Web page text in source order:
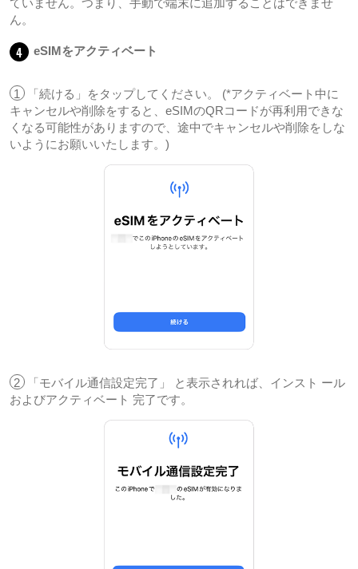
ん。
4 eSIMをアクティベート
1
「続ける」をタップしてください。 (*アクティベート中に
キャンセルや削除をすると、eSIMのQRコードが再利用できな
くなる可能性がありますので、途中でキャンセルや削除をしな
いようにお願いいたします。)
2
「モバイル通信設定完了」 と表示されれば、インスト ール
およびアクティベート 完了です。